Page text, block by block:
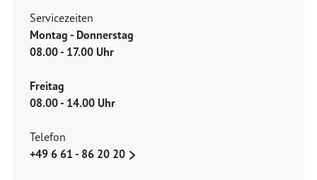
Servicezeiten
Montag - Donnerstag
08.00 - 17.00 Uhr
Freitag
08.00 - 14.00 Uhr
Telefon
+49 6 61 - 86 20 20